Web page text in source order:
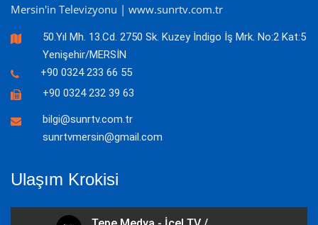
Mersin'in Televizyonu | www.sunrtv.com.tr
50.Yıl Mh. 13.Cd. 2750 Sk. Kuzey İndigo İş Mrk. No:2 Kat:5
Yenişehir/MERSİN
+90 0324 233 66 55
+90 0324 232 39 63
bilgi@sunrtv.com.tr
sunrtvmersin@gmail.com
Ulaşım Krokisi